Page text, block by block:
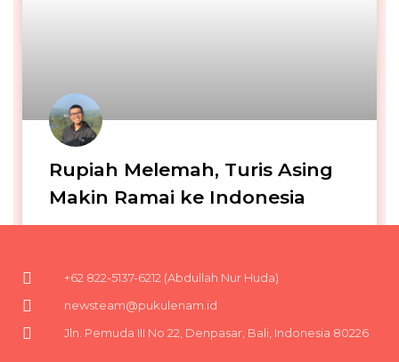
Rupiah Melemah, Turis Asing
Makin Ramai ke Indonesia
+62 822-5137-6212 (Abdullah Nur Huda)
newsteam@pukulenam.id
Jln. Pemuda III No 22, Denpasar, Bali, Indonesia 80226